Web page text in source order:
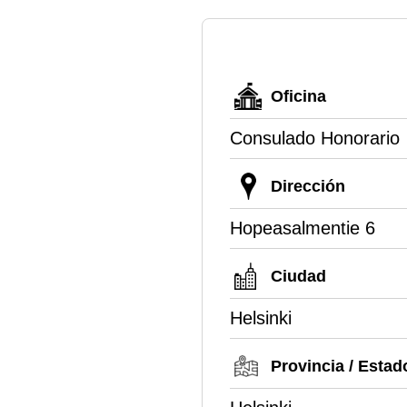
Oficina
Consulado Honorario
Dirección
Hopeasalmentie 6
Ciudad
Helsinki
Provincia /